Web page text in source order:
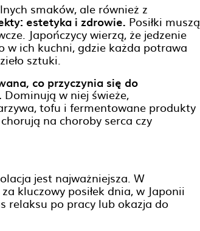
smaków, ale również z
estetyka i zdrowie. Posiłki muszą
Japończycy wierzą, że jedzenie
w ich kuchni, gdzie każda potrawa
sztuki.
co przyczynia się do
Dominują w niej świeże,
tofu i fermentowane produkty
na choroby serca czy
jest najważniejsza. W
kluczowy posiłek dnia, w Japonii
relaksu po pracy lub okazja do